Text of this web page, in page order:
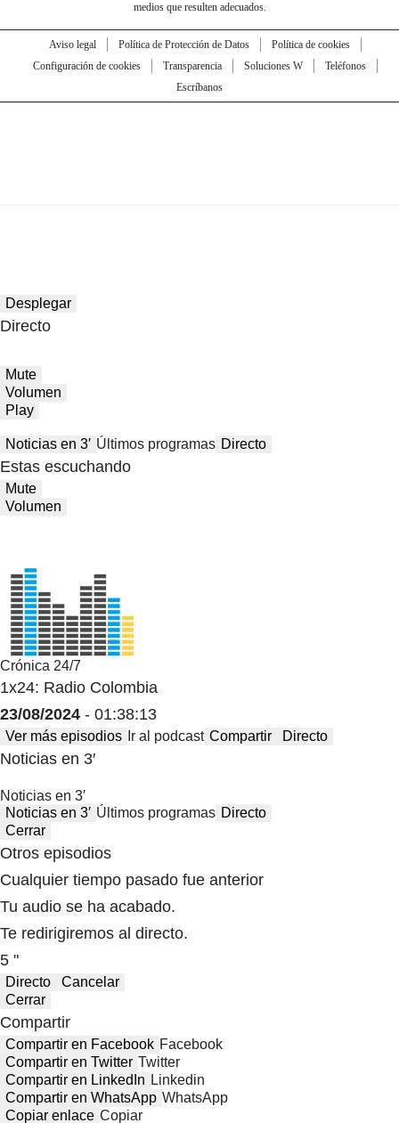
medios que resulten adecuados.
Aviso legal Política de Protección de Datos
Política de cookies
Configuración de cookies
Transparencia Soluciones W
Teléfonos
Escríbanos
Desplegar
Directo
Mute
Volumen
Play
Noticias en 3′ Últimos programas Directo
Estas escuchando
Mute
Volumen
Crónica 24/7
1x24: Radio Colombia
23/08/2024 - 01:38:13
Ver más episodios Ir al podcast Compartir Directo
Noticias en 3′
Noticias en 3′
Noticias en 3′ Últimos programas Directo
Cerrar
Otros episodios
Cualquier tiempo pasado fue anterior
Tu audio se ha acabado.
Te redirigiremos al directo.
5 "
Directo
Cancelar
Cerrar
Compartir
Compartir en Facebook Facebook
Compartir en Twitter Twitter
Compartir en LinkedIn Linkedin
Compartir en WhatsApp WhatsApp
Copiar enlace Copiar